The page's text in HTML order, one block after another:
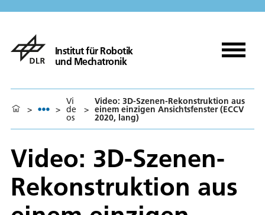
Institut für Robotik
und Mechatronik
> >
Vi
de
os
>
Video: 3D-Szenen-Rekonstruktion aus
einem einzigen Ansichtsfenster (ECCV
2020, lang)
Video: 3D-Szenen-
Rekonstruktion aus